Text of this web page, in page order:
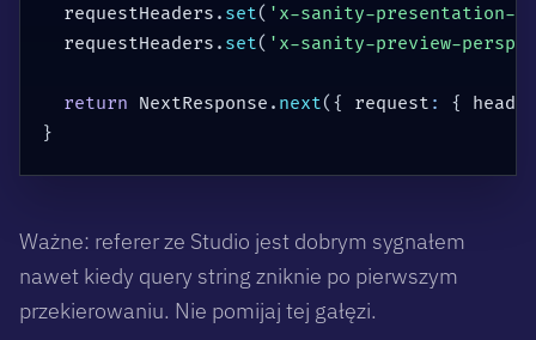
  requestHeaders
. set( 'x-sanity-presentation-
  requestHeaders
. set( 'x-sanity-preview-
return NextResponse . next( { request : {
}
Ważne: referer ze Studio jest dobrym sygnałem
nawet kiedy query string zniknie po pierwszym
przekierowaniu. Nie pomijaj tej gałęzi.